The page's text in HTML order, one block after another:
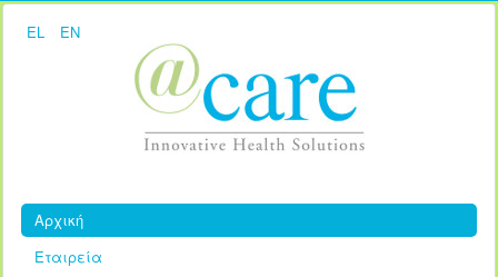
EL EN
Αρχική
Εταιρεία